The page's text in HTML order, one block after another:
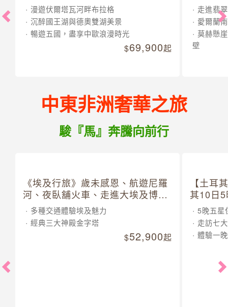
漫遊伏爾塔瓦河畔布拉格
沉醉國王湖與德奧雙湖美景
暢遊五國，盡享中歐浪漫時光
69,900起
走進翡
愛爾蘭
莫赫懸
壁
中東非洲奢華之旅
駿『馬』奔騰向前行
《埃及行旅》歲未感恩、航遊尼羅
河、夜臥舖火車、走進大埃及博物
館 10 日
多種交通體驗埃及魅力
經典三大神殿金字塔
52,900起
【土耳
其10日
5晚五星
走訪七
體驗一